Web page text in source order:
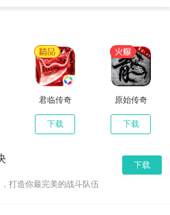
君临传奇
下载
原始传奇
下载
下载
打造你最完美的战斗队伍